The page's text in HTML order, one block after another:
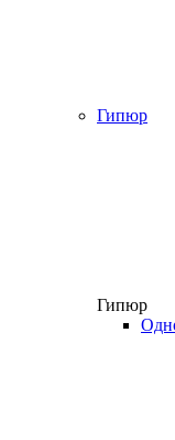
Гипюр
Гипюр